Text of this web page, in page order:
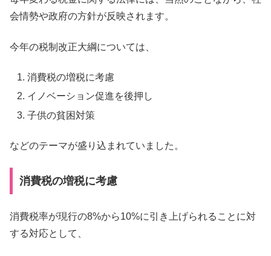
会情勢や政府の方針が反映されます。
今年の税制改正大綱については、
消費税の増税に考慮
イノベーション促進を後押し
子供の貧困対策
などのテーマが盛り込まれていました。
消費税の増税に考慮
消費税率が現行の8%から10%に引き上げられることに対
する対応として、